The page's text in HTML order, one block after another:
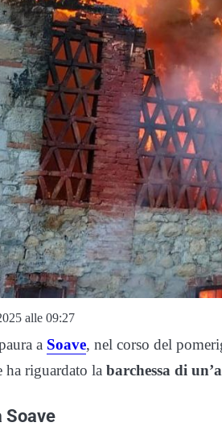
alle 09:27
a Soave, nel corso del
ha riguardato la barchessa di
Soave